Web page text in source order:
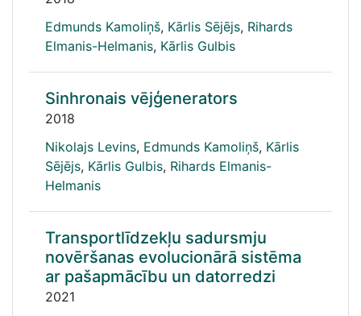
Edmunds Kamoliņš, Kārlis Sējējs, Rihards
Elmanis-Helmanis, Kārlis Gulbis
Sinhronais vējģenerators
2018
Nikolajs Levins, Edmunds Kamoliņš, Kārlis
Sējējs, Kārlis Gulbis, Rihards Elmanis-
Helmanis
Transportlīdzekļu sadursmju
novēršanas evolucionārā sistēma
ar pašapmācību un datorredzi
2021